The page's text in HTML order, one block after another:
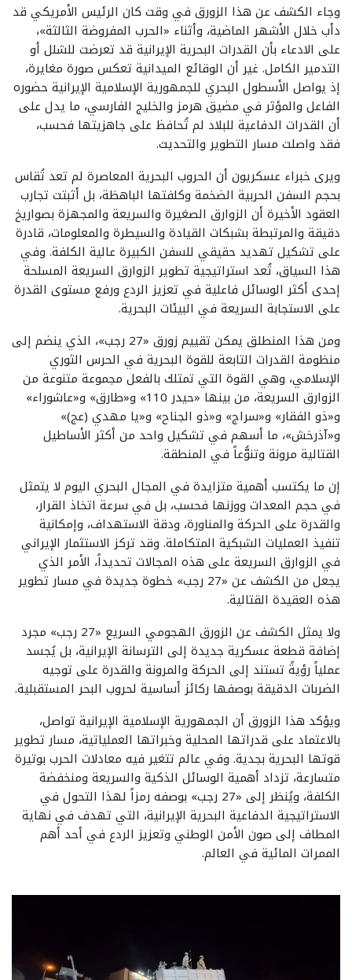
وجاء الكشف عن هذا الزورق في وقت كان الرئيس الأمريكي قد
دأب خلال الأشهر الماضية، وأثناء «الحرب المفروضة الثالثة»،
على الادعاء بأن القدرات البحرية الإيرانية قد تعرضت للشلل أو
التدمير الكامل. غير أن الوقائع الميدانية تعكس صورة مغايرة،
إذ يواصل الأسطول البحري للجمهورية الإسلامية الإيرانية حضوره
الفاعل والمؤثر في مضيق هرمز والخليج الفارسي، ما يدل على
أن القدرات الدفاعية للبلاد لم تُحافظ على جاهزيتها فحسب،
فقد واصلت مسار التطوير والتحديث.
ويرى خبراء عسكريون أن الحروب البحرية المعاصرة لم تعد تُقاس
بحجم السفن الحربية الضخمة وكلفتها الباهظة، بل أثبتت تجارب
العقود الأخيرة أن الزوارق الصغيرة والسريعة والمجهزة بصواريخ
دقيقة والمرتبطة بشبكات القيادة والسيطرة والمعلومات، قادرة
على تشكيل تهديد حقيقي للسفن الكبيرة عالية الكلفة. وفي
هذا السياق، تُعد استراتيجية تطوير الزوارق السريعة المسلحة
إحدى أكثر الوسائل فاعلية في تعزيز الردع ورفع مستوى القدرة
على الاستجابة السريعة في البيئات البحرية.
ومن هذا المنطلق يمكن تقييم زورق «27 رجب»، الذي ينضم إلى
منظومة القدرات التابعة للقوة البحرية في الحرس الثوري
الإسلامي، وهي القوة التي تمتلك بالفعل مجموعة متنوعة من
الزوارق السريعة، من بينها «حيدر 110» و«طارق» و«عاشوراء»
و«ذو الفقار» و«سراج» و«ذو الجناح» و«يا مهدي (عج)»
و«آذرخش»، ما أسهم في تشكيل واحد من أكثر الأساطيل
القتالية مرونة وتنوُّعاً في المنطقة.
إن ما يكتسب أهمية متزايدة في المجال البحري اليوم لا يتمثل
في حجم المعدات ووزنها فحسب، بل في سرعة اتخاذ القرار،
والقدرة على الحركة والمناورة، ودقة الاستهداف، وإمكانية
تنفيذ العمليات الشبكية المتكاملة. وقد تركز الاستثمار الإيراني
في الزوارق السريعة على هذه المجالات تحديداً، الأمر الذي
يجعل من الكشف عن «27 رجب» خطوة جديدة في مسار تطوير
هذه العقيدة القتالية.
ولا يمثل الكشف عن الزورق الهجومي السريع «27 رجب» مجرد
إضافة قطعة عسكرية جديدة إلى الترسانة الإيرانية، بل يُجسد
عملياً رؤيةً تستند إلى الحركة والمرونة والقدرة على توجيه
الضربات الدقيقة بوصفها ركائز أساسية لحروب البحر المستقبلية.
ويؤكد هذا الزورق أن الجمهورية الإسلامية الإيرانية تواصل،
بالاعتماد على قدراتها المحلية وخبراتها العملياتية، مسار تطوير
قوتها البحرية بجدية. وفي عالم تتغير فيه معادلات الحرب بوتيرة
متسارعة، تزداد أهمية الوسائل الذكية والسريعة ومنخفضة
الكلفة، ويُنظر إلى «27 رجب» بوصفه رمزاً لهذا التحول في
الاستراتيجية الدفاعية البحرية الإيرانية، التي تهدف في نهاية
المطاف إلى صون الأمن الوطني وتعزيز الردع في أحد أهم
الممرات المائية في العالم.